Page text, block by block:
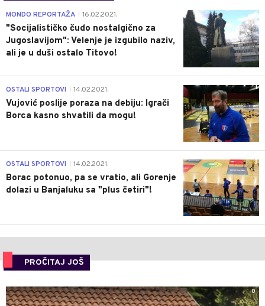
4
MONDO REPORTAŽA 16.02.2021.
"Socijalističko čudo nostalgično za
Jugoslavijom": Velenje je izgubilo naziv,
ali je u duši ostalo Titovo!
1
OSTALI SPORTOVI 14.02.2021.
Vujović poslije poraza na debiju: Igrači
Borca kasno shvatili da mogu!
3
OSTALI SPORTOVI 14.02.2021.
Borac potonuo, pa se vratio, ali Gorenje
dolazi u Banjaluku sa "plus četiri"!
PROČITAJ JOŠ
0